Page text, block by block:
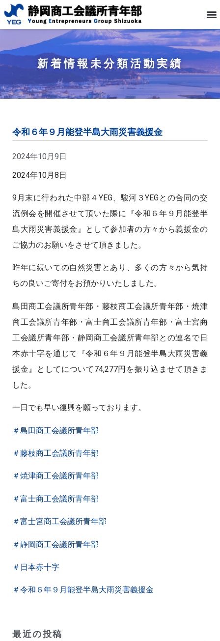
新着情報未分類活動実績
令和６年９月能登半島大雨災害義援金
2024年10月9日
2024年10月8日
9月末に行われた中部４YEG、駿河３YEGとの合同の交
流例会を開催させて頂いた際に『令和６年９月能登半
島大雨災害義援金』として参加者の方々から義援金の
ご協力のお願いをさせて頂きました。
昨年に続いての自然災害とあり、多くの方々から気持
ちの良いご寄付をお預かりいたしました。
島田商工会議所青年部・藤枝商工会議所青年部・焼津
商工会議所青年部・富士商工会議所青年部・富士宮商
工会議所青年部・静岡商工会議所青年部との連名で日
本赤十字を通じて『令和６年９月能登半島大雨災害義
援金』としてについて74,277円を振り込ませて頂きま
した。
一日でも早い復興を願っております。
＃島田商工会議所青年部
＃藤枝商工会議所青年部
＃焼津商工会議所青年部
＃富士商工会議所青年部
＃富士宮商工会議所青年部
＃静岡商工会議所青年部
＃日本赤十字
＃令和６年９月能登半島大雨災害義援金
最近の投稿